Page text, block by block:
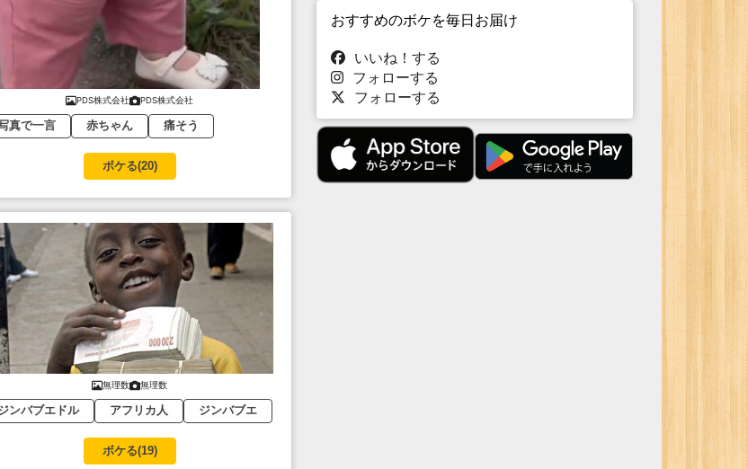
PDS株式会社 PDS株式会社
真で一言 赤ちゃん 痛そう
ボケる(20)
無理数 無理数
ンバブエドル アフリカ人 ジンバブエ
ボケる(19)
おすすめのボケを毎日お届け
いいね！する
フォローする
フォローする